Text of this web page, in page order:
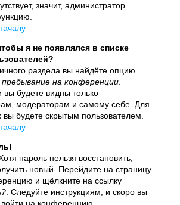
значит, администратор
я не появлялся в списке
раздела вы найдёте опцию
на конференции
и вы будете видны только
модераторам и самому себе. Для
вы будете скрытым пользователем.
пароль нельзя восстановить,
новый. Перейдите на страницу
и щёлкните на ссылку
. Следуйте инструкциям, и скоро вы